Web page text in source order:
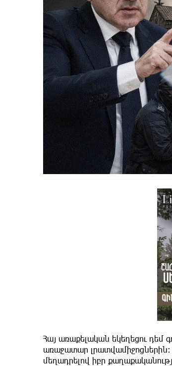
Հայ առաքելական եկեղեցու դեմ
առաջատար լրատվամիջոցներին։
մեղադրելով իբր